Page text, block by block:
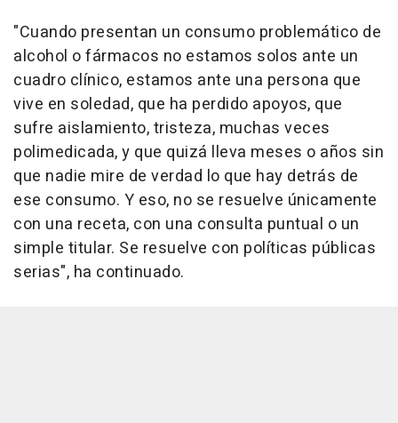
"Cuando presentan un consumo problemático de
alcohol o fármacos no estamos solos ante un
cuadro clínico, estamos ante una persona que
vive en soledad, que ha perdido apoyos, que
sufre aislamiento, tristeza, muchas veces
polimedicada, y que quizá lleva meses o años sin
que nadie mire de verdad lo que hay detrás de
ese consumo. Y eso, no se resuelve únicamente
con una receta, con una consulta puntual o un
simple titular. Se resuelve con políticas públicas
serias", ha continuado.